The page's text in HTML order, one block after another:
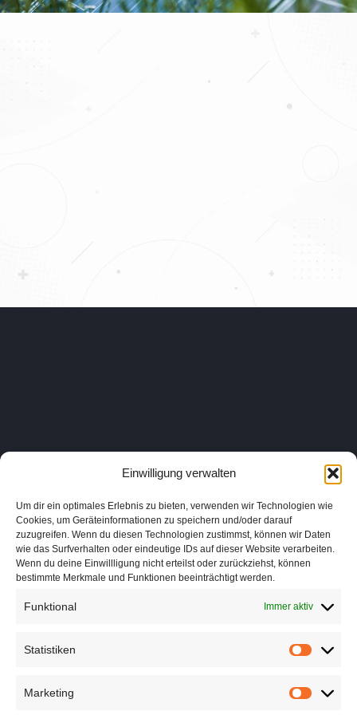
Einwilligung verwalten
Um dir ein optimales Erlebnis zu bieten, verwenden wir Technologien wie
Cookies, um Geräteinformationen zu speichern und/oder darauf
zuzugreifen. Wenn du diesen Technologien zustimmst, können wir Daten
wie das Surfverhalten oder eindeutige IDs auf dieser Website verarbeiten.
Wenn du deine Einwillligung nicht erteilst oder zurückziehst, können
bestimmte Merkmale und Funktionen beeinträchtigt werden.
Funktional Immer aktiv
Statistiken
Marketing